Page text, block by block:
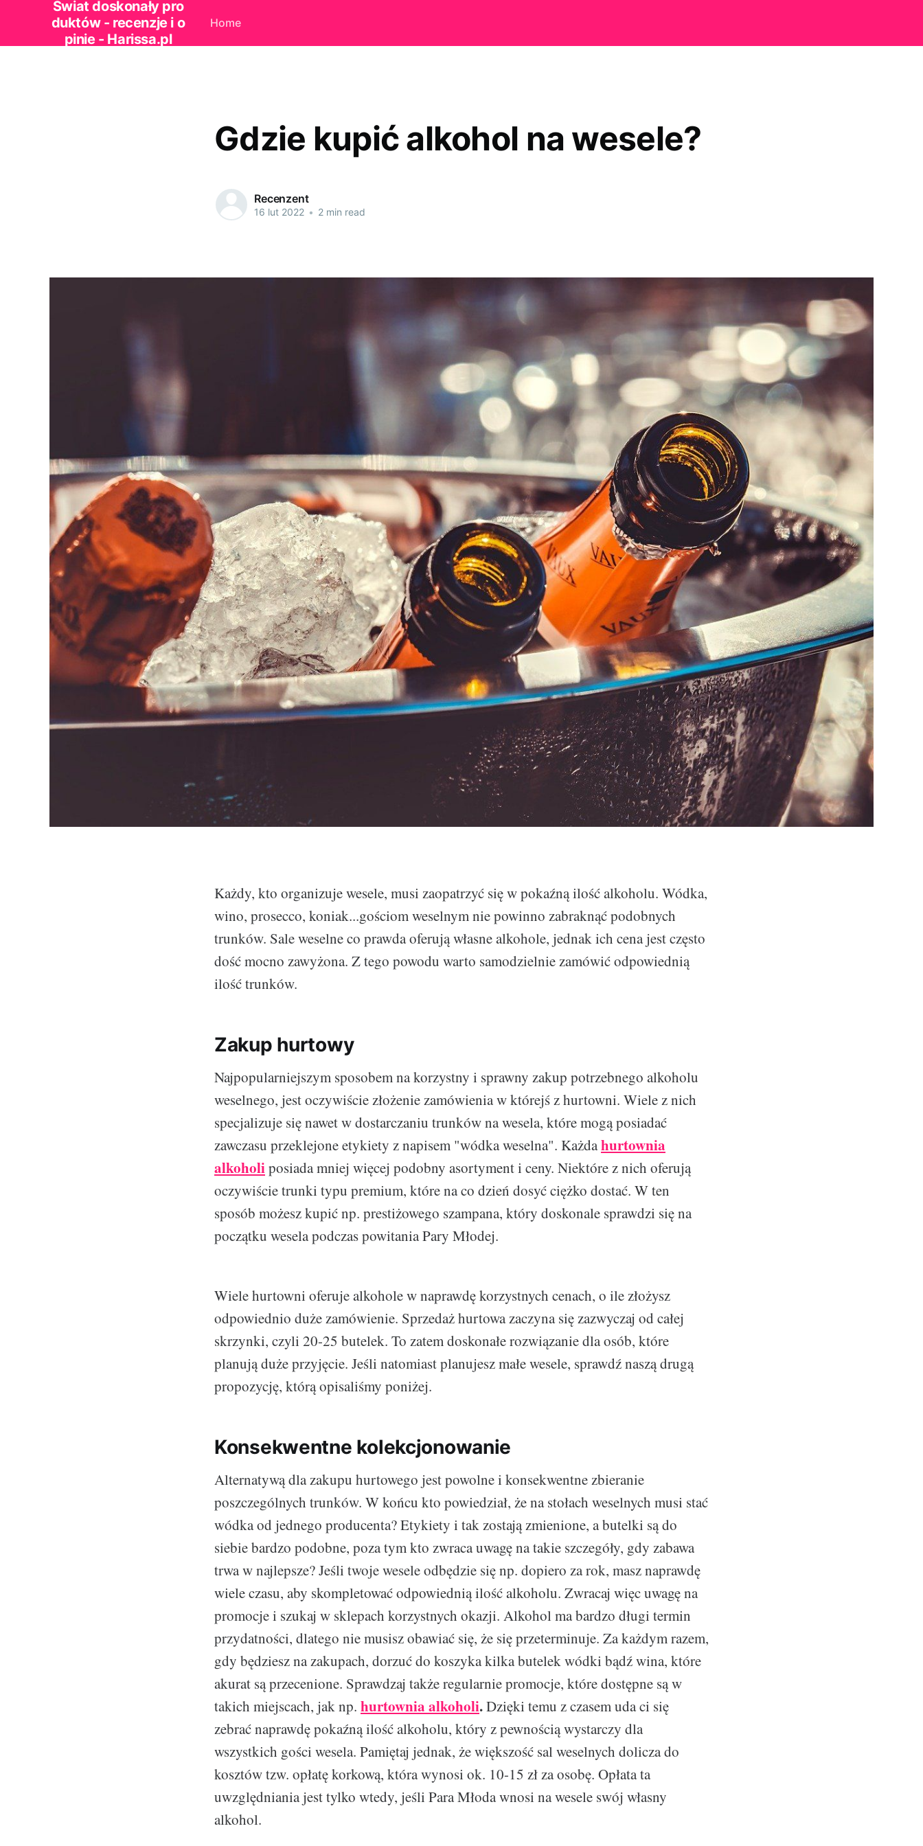
Świat doskonały pro
duktów - recenzje i o
pinie - Harissa.pl
Home
Gdzie kupić alkohol na wesele?
Recenzent
16 lut 2022 • 2 min read
Każdy, kto organizuje wesele, musi zaopatrzyć się w pokaźną ilość alkoholu. Wódka,
wino, prosecco, koniak...gościom weselnym nie powinno zabraknąć podobnych
trunków. Sale weselne co prawda oferują własne alkohole, jednak ich cena jest często
dość mocno zawyżona. Z tego powodu warto samodzielnie zamówić odpowiednią
ilość trunków.
Zakup hurtowy
Najpopularniejszym sposobem na korzystny i sprawny zakup potrzebnego alkoholu
weselnego, jest oczywiście złożenie zamówienia w którejś z hurtowni. Wiele z nich
specjalizuje się nawet w dostarczaniu trunków na wesela, które mogą posiadać
zawczasu przeklejone etykiety z napisem "wódka weselna". Każdahurtownia
alkoholiposiada mniej więcej podobny asortyment i ceny. Niektóre z nich oferują
oczywiście trunki typu premium, które na co dzień dosyć ciężko dostać. W ten
sposób możesz kupić np. prestiżowego szampana, który doskonale sprawdzi się na
początku wesela podczas powitania Pary Młodej.
Wiele hurtowni oferuje alkohole w naprawdę korzystnych cenach, o ile złożysz
odpowiednio duże zamówienie. Sprzedaż hurtowa zaczyna się zazwyczaj od całej
skrzynki, czyli 20-25 butelek. To zatem doskonałe rozwiązanie dla osób, które
planują duże przyjęcie. Jeśli natomiast planujesz małe wesele, sprawdź naszą drugą
propozycję, którą opisaliśmy poniżej.
Konsekwentne kolekcjonowanie
Alternatywą dla zakupu hurtowego jest powolne i konsekwentne zbieranie
poszczególnych trunków. W końcu kto powiedział, że na stołach weselnych musi stać
wódka od jednego producenta? Etykiety i tak zostają zmienione, a butelki są do
siebie bardzo podobne, poza tym kto zwraca uwagę na takie szczegóły, gdy zabawa
trwa w najlepsze? Jeśli twoje wesele odbędzie się np. dopiero za rok, masz naprawdę
wiele czasu, aby skompletować odpowiednią ilość alkoholu. Zwracaj więc uwagę na
promocje i szukaj w sklepach korzystnych okazji. Alkohol ma bardzo długi termin
przydatności, dlatego nie musisz obawiać się, że się przeterminuje. Za każdym razem,
gdy będziesz na zakupach, dorzuć do koszyka kilka butelek wódki bądź wina, które
akurat są przecenione. Sprawdzaj także regularnie promocje, które dostępne są w
takich miejscach, jak np. hurtownia alkoholi.Dzięki temu z czasem uda ci się
zebrać naprawdę pokaźną ilość alkoholu, który z pewnością wystarczy dla
wszystkich gości wesela. Pamiętaj jednak, że większość sal weselnych dolicza do
kosztów tzw. opłatę korkową, która wynosi ok. 10-15 zł za osobę. Opłata ta
uwzględniania jest tylko wtedy, jeśli Para Młoda wnosi na wesele swój własny
alkohol.